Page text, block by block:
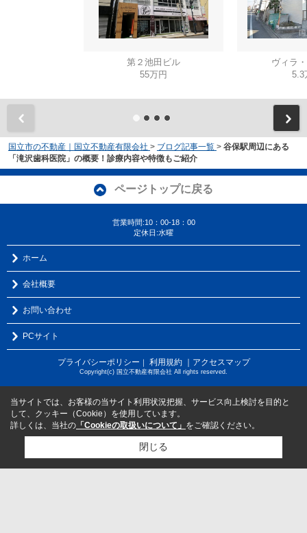
第２池田ビル
55万円
ヴィラ
5.3
国立市の不動産｜国立不動産有限会社 > ブログ記事一覧 > 谷保駅周辺にある
「滝沢歯科医院」の概要！診療内容や特徴もご紹介
ページトップに戻る
営業時間:10：00-18：00
定休日:水曜
ホーム
会社概要
お問い合わせ
PCサイト
プライバシーポリシー ｜ 利用規約 ｜アクセスマップ
Copyright(c) 国立不動産有限会社 All rights reserved.
当サイトでは、お客様の当サイト利用状況把握、サービス向上検討を目的と
して、クッキー（Cookie）を使用しています。
詳しくは、当社の 「Cookieの取扱いについて」 をご確認ください。
閉じる